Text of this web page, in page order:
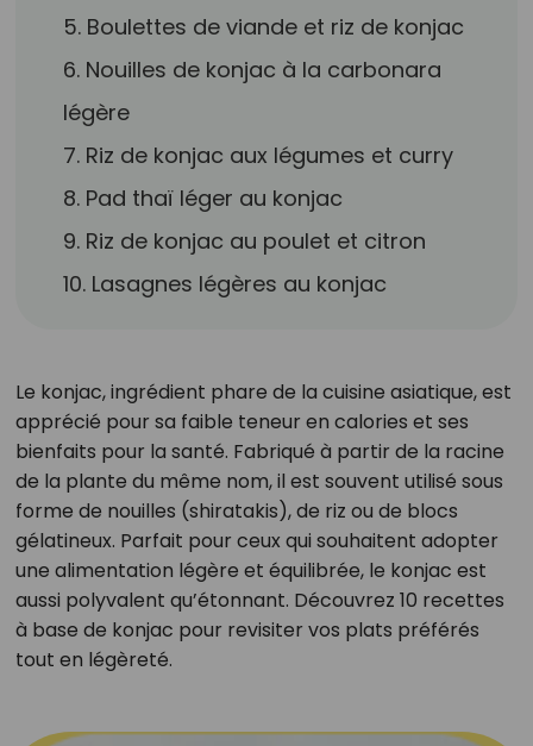
5. Boulettes de viande et riz de konjac
6. Nouilles de konjac à la carbonara
légère
7. Riz de konjac aux légumes et curry
8. Pad thaï léger au konjac
9. Riz de konjac au poulet et citron
10. Lasagnes légères au konjac
Le konjac, ingrédient phare de la cuisine asiatique, est
apprécié pour sa faible teneur en calories et ses
bienfaits pour la santé. Fabriqué à partir de la racine
de la plante du même nom, il est souvent utilisé sous
forme de nouilles (shiratakis), de riz ou de blocs
gélatineux. Parfait pour ceux qui souhaitent adopter
une alimentation légère et équilibrée, le konjac est
aussi polyvalent qu’étonnant. Découvrez 10 recettes
à base de konjac pour revisiter vos plats préférés
tout en légèreté.